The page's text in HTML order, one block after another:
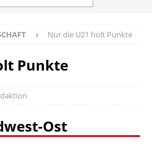
Nur die U21 holt Punkte
Punkte
Ost